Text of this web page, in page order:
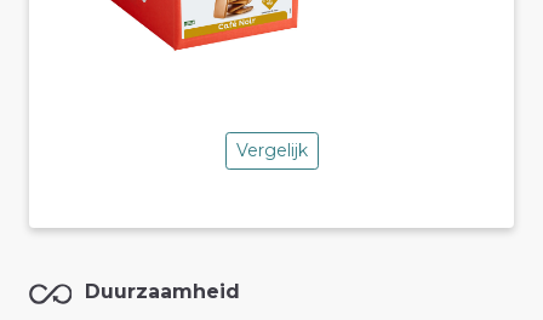
Vergelijk
Duurzaamheid